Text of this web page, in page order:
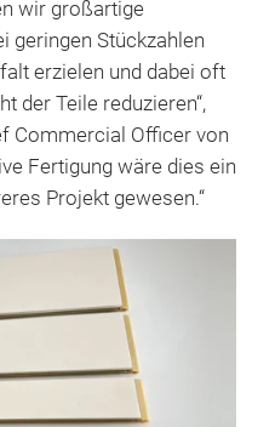
wir großartige
geringen Stückzahlen
erzielen und dabei oft
der Teile reduzieren“,
Commercial Officer von
Fertigung wäre dies ein
Projekt gewesen.“